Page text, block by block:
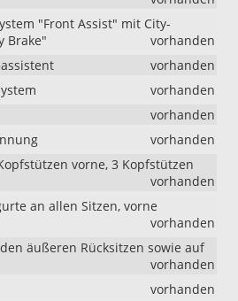
"Front Assist" mit City-
Brake"
vorhanden
vorhanden
vorhanden
vorhanden
vorhanden
vorne, 3 Kopfstützen
vorhanden
an allen Sitzen, vorne
vorhanden
äußeren Rücksitzen sowie auf
vorhanden
vorhanden